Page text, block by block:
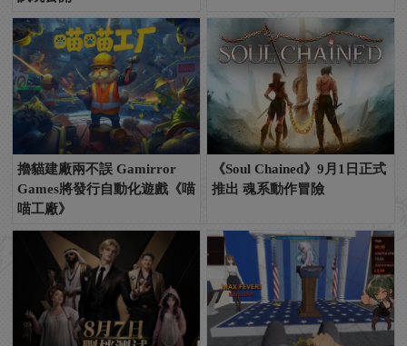
擼貓建廠兩不誤 Gamirror
Games將發行自動化遊戲《喵
喵工廠》
《Soul Chained》9月1日正式
推出 魂系動作冒險